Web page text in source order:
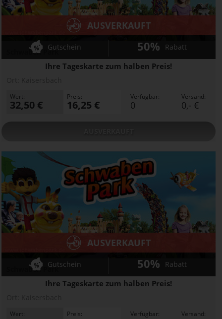
Schwaben Park
Ihre Tageskarte zum halben Preis!
AUSVERKAUFT
Gutschein 50% Rabatt
Wert:
32,50 €
Preis:
16,25 €
Verfügbar:
0
Versand:
0,- €
Schwaben Park
Ihre Tageskarte zum halben Preis!
AUSVERKAUFT
Gutschein 50% Rabatt
Wert: Preis: Verfügbar: Versand: